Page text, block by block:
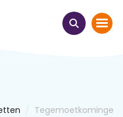
Tegemoetkomingen